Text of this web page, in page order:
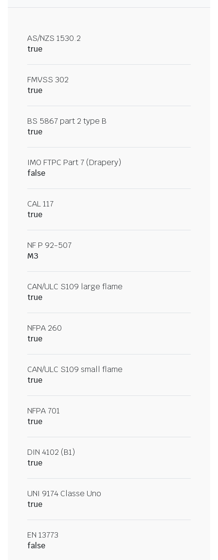
AS/NZS 1530.2
true
FMVSS 302
true
BS 5867 part 2 type B
true
IMO FTPC Part 7 (Drapery)
false
CAL 117
true
NF P 92-507
M3
CAN/ULC S109 large flame
true
NFPA 260
true
CAN/ULC S109 small flame
true
NFPA 701
true
DIN 4102 (B1)
true
UNI 9174 Classe Uno
true
EN 13773
false